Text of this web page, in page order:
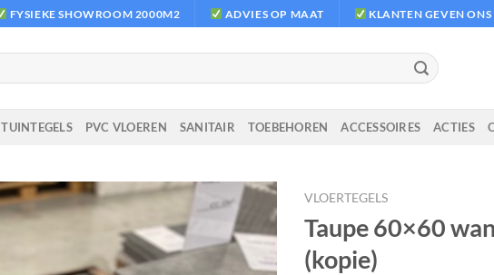
FYSIEKE SHOWROOM 2000M2 ADVIES OP MAAT KLANTEN GEVEN
TUINTEGELS PVC VLOEREN SANITAIR TOEBEHOREN ACCESSOIRES ACTIES
VLOERTEGELS
Taupe 60×60
(kopie)